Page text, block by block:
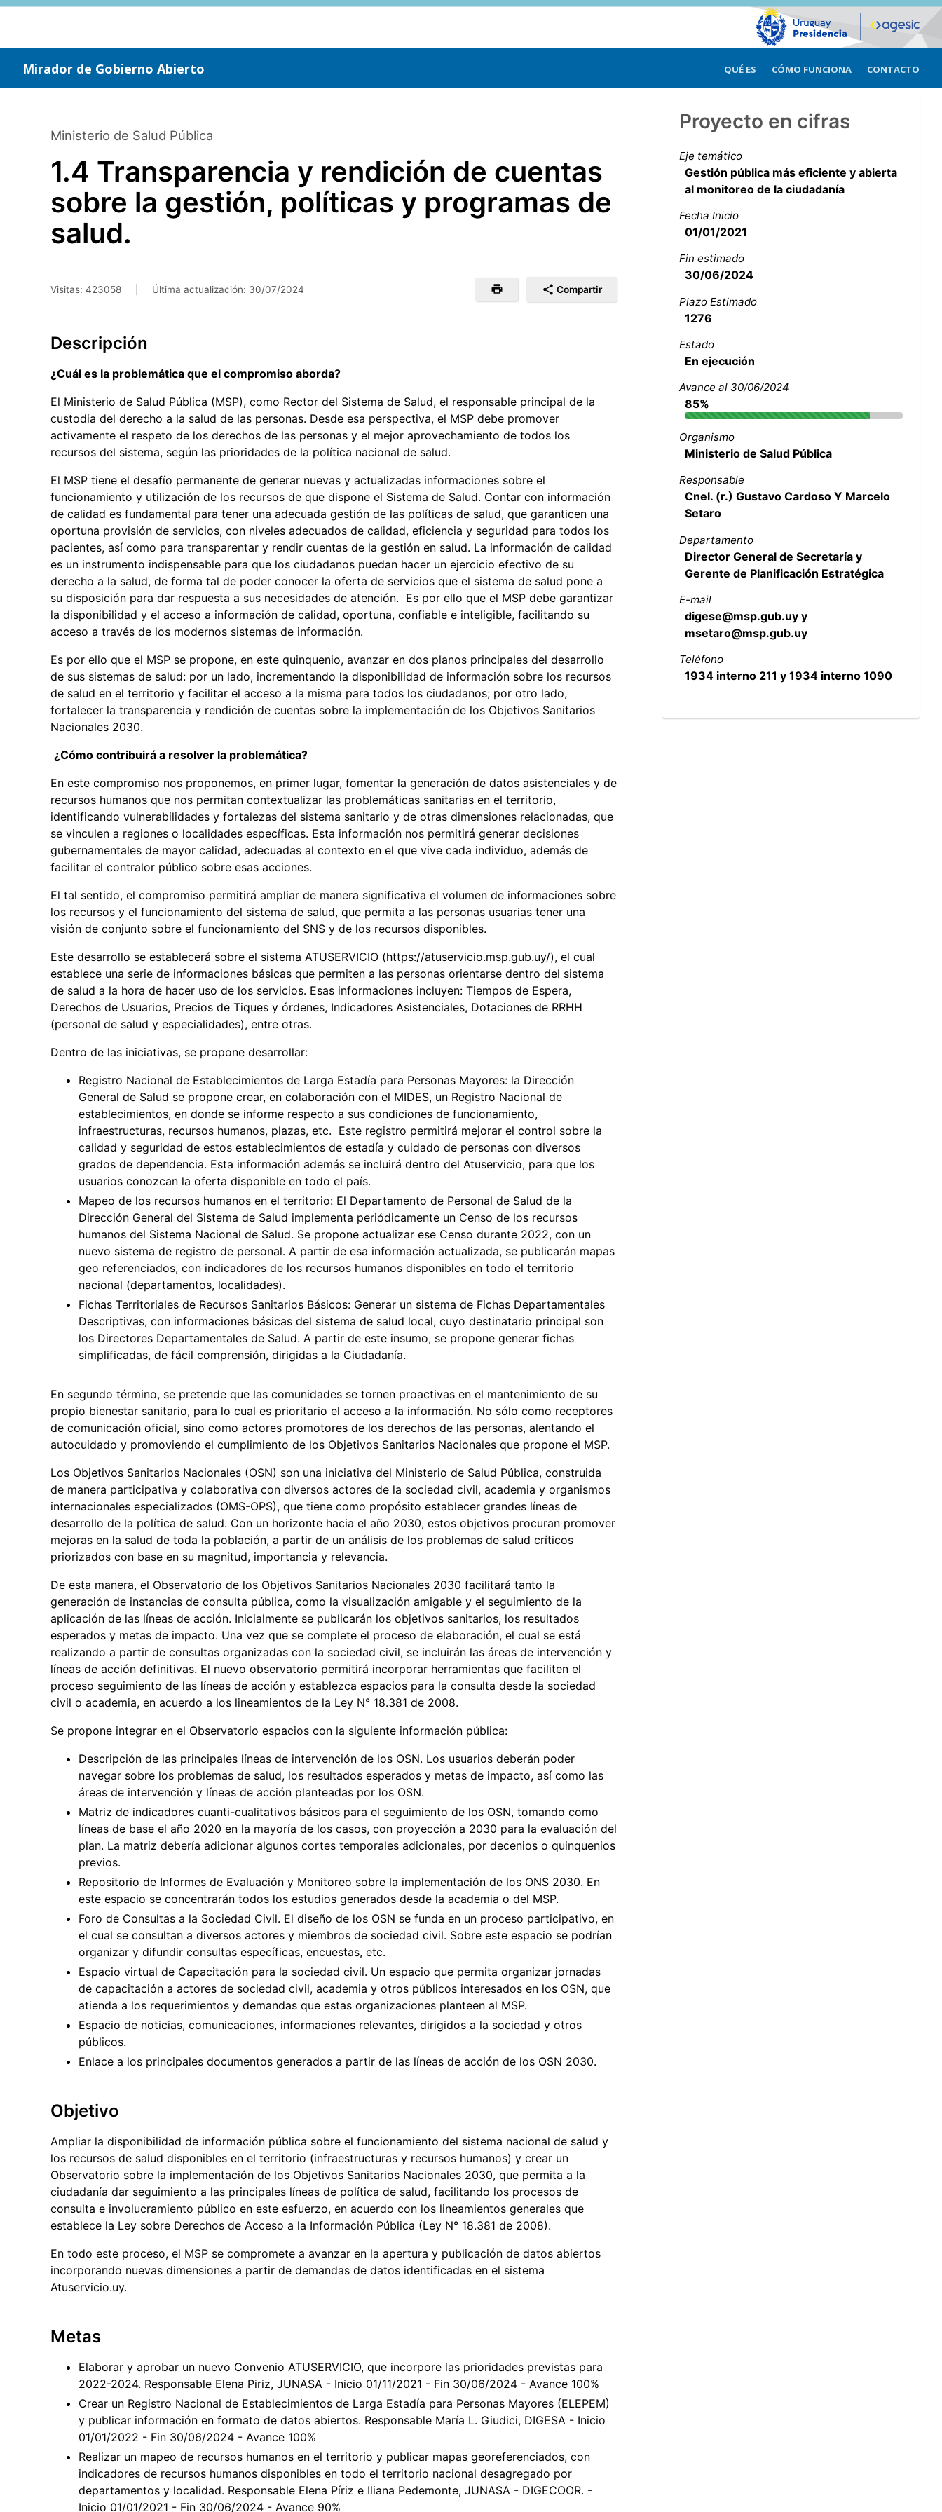
Saltar
Mirador de Gobierno Abierto QUÉ ES CÓMO FUNCIONA CONTACTO
Ministerio de Salud Pública
1.4 Transparencia y rendición de cuentas
sobre la gestión, políticas y programas de
salud.
Visitas: 423058 Última actualización: 30/07/2024 Compartir
Descripción
¿Cuál es la problemática que el compromiso aborda?
El Ministerio de Salud Pública (MSP), como Rector del Sistema de Salud, el responsable principal de la
custodia del derecho a la salud de las personas. Desde esa perspectiva, el MSP debe promover
activamente el respeto de los derechos de las personas y el mejor aprovechamiento de todos los
recursos del sistema, según las prioridades de la política nacional de salud.
El MSP tiene el desafío permanente de generar nuevas y actualizadas informaciones sobre el
funcionamiento y utilización de los recursos de que dispone el Sistema de Salud. Contar con información
de calidad es fundamental para tener una adecuada gestión de las políticas de salud, que garanticen una
oportuna provisión de servicios, con niveles adecuados de calidad, eficiencia y seguridad para todos los
pacientes, así como para transparentar y rendir cuentas de la gestión en salud. La información de calidad
es un instrumento indispensable para que los ciudadanos puedan hacer un ejercicio efectivo de su
derecho a la salud, de forma tal de poder conocer la oferta de servicios que el sistema de salud pone a
su disposición para dar respuesta a sus necesidades de atención. Es por ello que el MSP debe garantizar
la disponibilidad y el acceso a información de calidad, oportuna, confiable e inteligible, facilitando su
acceso a través de los modernos sistemas de información.
Es por ello que el MSP se propone, en este quinquenio, avanzar en dos planos principales del desarrollo
de sus sistemas de salud: por un lado, incrementando la disponibilidad de información sobre los recursos
de salud en el territorio y facilitar el acceso a la misma para todos los ciudadanos; por otro lado,
fortalecer la transparencia y rendición de cuentas sobre la implementación de los Objetivos Sanitarios
Nacionales 2030.
¿Cómo contribuirá a resolver la problemática?
En este compromiso nos proponemos, en primer lugar, fomentar la generación de datos asistenciales y de
recursos humanos que nos permitan contextualizar las problemáticas sanitarias en el territorio,
identificando vulnerabilidades y fortalezas del sistema sanitario y de otras dimensiones relacionadas, que
se vinculen a regiones o localidades específicas. Esta información nos permitirá generar decisiones
gubernamentales de mayor calidad, adecuadas al contexto en el que vive cada individuo, además de
facilitar el contralor público sobre esas acciones.
El tal sentido, el compromiso permitirá ampliar de manera significativa el volumen de informaciones sobre
los recursos y el funcionamiento del sistema de salud, que permita a las personas usuarias tener una
visión de conjunto sobre el funcionamiento del SNS y de los recursos disponibles.
Este desarrollo se establecerá sobre el sistema ATUSERVICIO (https://atuservicio.msp.gub.uy/), el cual
establece una serie de informaciones básicas que permiten a las personas orientarse dentro del sistema
de salud a la hora de hacer uso de los servicios. Esas informaciones incluyen: Tiempos de Espera,
Derechos de Usuarios, Precios de Tiques y órdenes, Indicadores Asistenciales, Dotaciones de RRHH
(personal de salud y especialidades), entre otras.
Dentro de las iniciativas, se propone desarrollar:
Registro Nacional de Establecimientos de Larga Estadía para Personas Mayores: la Dirección
General de Salud se propone crear, en colaboración con el MIDES, un Registro Nacional de
establecimientos, en donde se informe respecto a sus condiciones de funcionamiento,
infraestructuras, recursos humanos, plazas, etc. Este registro permitirá mejorar el control sobre la
calidad y seguridad de estos establecimientos de estadía y cuidado de personas con diversos
grados de dependencia. Esta información además se incluirá dentro del Atuservicio, para que los
usuarios conozcan la oferta disponible en todo el país.
Mapeo de los recursos humanos en el territorio: El Departamento de Personal de Salud de la
Dirección General del Sistema de Salud implementa periódicamente un Censo de los recursos
humanos del Sistema Nacional de Salud. Se propone actualizar ese Censo durante 2022, con un
nuevo sistema de registro de personal. A partir de esa información actualizada, se publicarán mapas
geo referenciados, con indicadores de los recursos humanos disponibles en todo el territorio
nacional (departamentos, localidades).
Fichas Territoriales de Recursos Sanitarios Básicos: Generar un sistema de Fichas Departamentales
Descriptivas, con informaciones básicas del sistema de salud local, cuyo destinatario principal son
los Directores Departamentales de Salud. A partir de este insumo, se propone generar fichas
simplificadas, de fácil comprensión, dirigidas a la Ciudadanía.
En segundo término, se pretende que las comunidades se tornen proactivas en el mantenimiento de su
propio bienestar sanitario, para lo cual es prioritario el acceso a la información. No sólo como receptores
de comunicación oficial, sino como actores promotores de los derechos de las personas, alentando el
autocuidado y promoviendo el cumplimiento de los Objetivos Sanitarios Nacionales que propone el MSP.
Los Objetivos Sanitarios Nacionales (OSN) son una iniciativa del Ministerio de Salud Pública, construida
de manera participativa y colaborativa con diversos actores de la sociedad civil, academia y organismos
internacionales especializados (OMS-OPS), que tiene como propósito establecer grandes líneas de
desarrollo de la política de salud. Con un horizonte hacia el año 2030, estos objetivos procuran promover
mejoras en la salud de toda la población, a partir de un análisis de los problemas de salud críticos
priorizados con base en su magnitud, importancia y relevancia.
De esta manera, el Observatorio de los Objetivos Sanitarios Nacionales 2030 facilitará tanto la
generación de instancias de consulta pública, como la visualización amigable y el seguimiento de la
aplicación de las líneas de acción. Inicialmente se publicarán los objetivos sanitarios, los resultados
esperados y metas de impacto. Una vez que se complete el proceso de elaboración, el cual se está
realizando a partir de consultas organizadas con la sociedad civil, se incluirán las áreas de intervención y
líneas de acción definitivas. El nuevo observatorio permitirá incorporar herramientas que faciliten el
proceso seguimiento de las líneas de acción y establezca espacios para la consulta desde la sociedad
civil o academia, en acuerdo a los lineamientos de la Ley N° 18.381 de 2008.
Se propone integrar en el Observatorio espacios con la siguiente información pública:
Descripción de las principales líneas de intervención de los OSN. Los usuarios deberán poder
navegar sobre los problemas de salud, los resultados esperados y metas de impacto, así como las
áreas de intervención y líneas de acción planteadas por los OSN.
Matriz de indicadores cuanti-cualitativos básicos para el seguimiento de los OSN, tomando como
líneas de base el año 2020 en la mayoría de los casos, con proyección a 2030 para la evaluación del
plan. La matriz debería adicionar algunos cortes temporales adicionales, por decenios o quinquenios
previos.
Repositorio de Informes de Evaluación y Monitoreo sobre la implementación de los ONS 2030. En
este espacio se concentrarán todos los estudios generados desde la academia o del MSP.
Foro de Consultas a la Sociedad Civil. El diseño de los OSN se funda en un proceso participativo, en
el cual se consultan a diversos actores y miembros de sociedad civil. Sobre este espacio se podrían
organizar y difundir consultas específicas, encuestas, etc.
Espacio virtual de Capacitación para la sociedad civil. Un espacio que permita organizar jornadas
de capacitación a actores de sociedad civil, academia y otros públicos interesados en los OSN, que
atienda a los requerimientos y demandas que estas organizaciones planteen al MSP.
Espacio de noticias, comunicaciones, informaciones relevantes, dirigidos a la sociedad y otros
públicos.
Enlace a los principales documentos generados a partir de las líneas de acción de los OSN 2030.
Objetivo
Ampliar la disponibilidad de información pública sobre el funcionamiento del sistema nacional de salud y
los recursos de salud disponibles en el territorio (infraestructuras y recursos humanos) y crear un
Observatorio sobre la implementación de los Objetivos Sanitarios Nacionales 2030, que permita a la
ciudadanía dar seguimiento a las principales líneas de política de salud, facilitando los procesos de
consulta e involucramiento público en este esfuerzo, en acuerdo con los lineamientos generales que
establece la Ley sobre Derechos de Acceso a la Información Pública (Ley N° 18.381 de 2008).
En todo este proceso, el MSP se compromete a avanzar en la apertura y publicación de datos abiertos
incorporando nuevas dimensiones a partir de demandas de datos identificadas en el sistema
Atuservicio.uy.
Metas
Elaborar y aprobar un nuevo Convenio ATUSERVICIO, que incorpore las prioridades previstas para
2022-2024. Responsable Elena Piriz, JUNASA - Inicio 01/11/2021 - Fin 30/06/2024 - Avance 100%
Crear un Registro Nacional de Establecimientos de Larga Estadía para Personas Mayores (ELEPEM)
y publicar información en formato de datos abiertos. Responsable María L. Giudici, DIGESA - Inicio
01/01/2022 - Fin 30/06/2024 - Avance 100%
Realizar un mapeo de recursos humanos en el territorio y publicar mapas georeferenciados, con
indicadores de recursos humanos disponibles en todo el territorio nacional desagregado por
departamentos y localidad. Responsable Elena Píriz e Iliana Pedemonte, JUNASA - DIGECOOR. -
Inicio 01/01/2021 - Fin 30/06/2024 - Avance 90%
Proyecto en cifras
Eje temático
Gestión pública más eficiente y abierta
al monitoreo de la ciudadanía
Fecha Inicio
01/01/2021
Fin estimado
30/06/2024
Plazo Estimado
1276
Estado
En ejecución
Avance al 30/06/2024
85%
Organismo
Ministerio de Salud Pública
Responsable
Cnel. (r.) Gustavo Cardoso Y Marcelo
Setaro
Departamento
Director General de Secretaría y
Gerente de Planificación Estratégica
E-mail
digese@msp.gub.uy y
msetaro@msp.gub.uy
Teléfono
1934 interno 211 y 1934 interno 1090